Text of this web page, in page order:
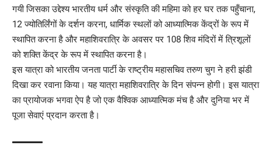
गयी जिसका उद्देश्य भारतीय धर्म और संस्कृति की महिमा को हर घर तक पहुँचाना,
12 ज्योतिर्लिंगों के दर्शन करना, धार्मिक स्थलों को आध्यात्मिक केंद्रों के रूप में
स्थापित करना है और महाशिवरात्रि के अवसर पर 108 शिव मंदिरों में त्रिशूलों
को शक्ति केंद्र के रूप में स्थापित करना है।
इस यात्रा को भारतीय जनता पार्टी के राष्ट्रीय महासचिव तरुण चुग ने हरी झंडी
दिखा कर रवाना किया। यह यात्रा महाशिवरात्रि के दिन संपन्न होगी। इस यात्रा
का प्रायोजक भगवा ऐप है जो एक वैश्विक आध्यात्मिक मंच है और दुनिया भर में
पूजा सेवाएं प्रदान करता है।